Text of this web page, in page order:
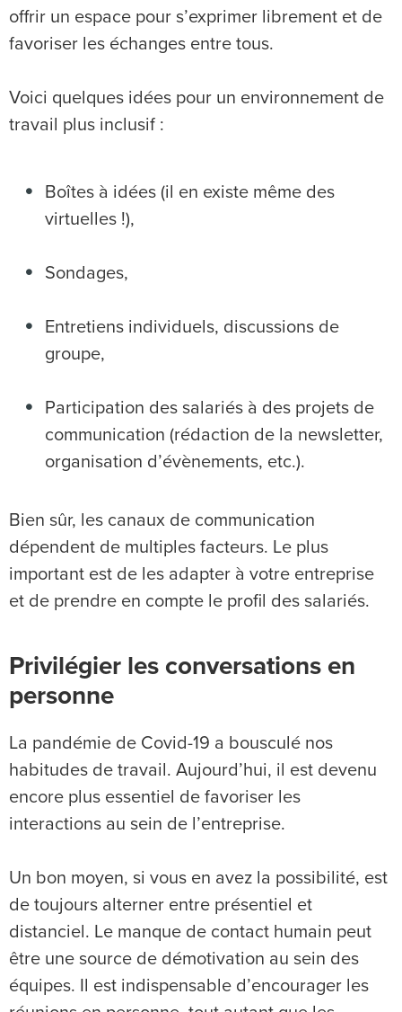
offrir un espace pour s’exprimer librement et de
favoriser les échanges entre tous.
Voici quelques idées pour un environnement de
travail plus inclusif :
Boîtes à idées (il en existe même des
virtuelles !),
Sondages,
Entretiens individuels, discussions de
groupe,
Participation des salariés à des projets de
communication (rédaction de la newsletter,
organisation d’évènements, etc.).
Bien sûr, les canaux de communication
dépendent de multiples facteurs. Le plus
important est de les adapter à votre entreprise
et de prendre en compte le profil des salariés.
Privilégier les conversations en
personne
La pandémie de Covid-19 a bousculé nos
habitudes de travail. Aujourd’hui, il est devenu
encore plus essentiel de favoriser les
interactions au sein de l’entreprise.
Un bon moyen, si vous en avez la possibilité, est
de toujours alterner entre présentiel et
distanciel. Le manque de contact humain peut
être une source de démotivation au sein des
équipes. Il est indispensable d’encourager les